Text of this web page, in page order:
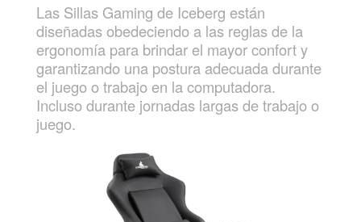
Las Sillas Gaming de Iceberg están
diseñadas obedeciendo a las reglas de la
ergonomía para brindar el mayor confort y
garantizando una postura adecuada durante
el juego o trabajo en la computadora.
Incluso durante jornadas largas de trabajo o
juego.